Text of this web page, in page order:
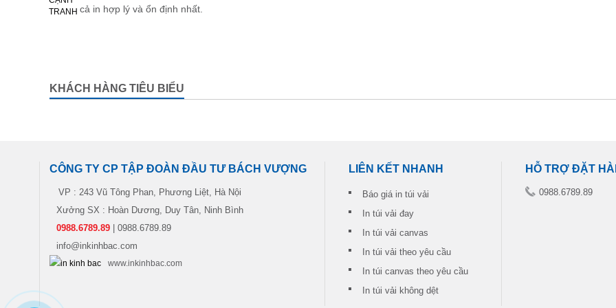
cả in hợp lý và ổn định nhất.
KHÁCH HÀNG TIÊU BIỂU
CÔNG TY CP TẬP ĐOÀN ĐẦU TƯ BÁCH VƯỢNG
VP : 243 Vũ Tông Phan, Phương Liệt, Hà Nội
Xưởng SX : Hoàn Dương, Duy Tân, Ninh Bình
0988.6789.89 | 0988.6789.89
info@inkinhbac.com
www.inkinhbac.com
LIÊN KẾT NHANH
Báo giá in túi vải
In túi vải đay
In túi vải canvas
In túi vải theo yêu cầu
In túi canvas theo yêu cầu
In túi vải không dệt
HỖ TRỢ ĐẶT
0988.6789.89